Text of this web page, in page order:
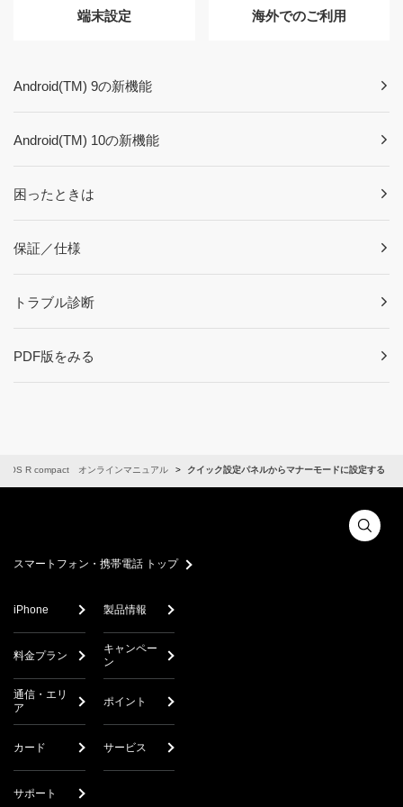
端末設定 海外でのご利用
Android(TM) 9の新機能
Android(TM) 10の新機能
困ったときは
保証／仕様
トラブル診断
PDF版をみる
R compact オンラインマニュアル クイック設定パネルからマナーモードに設定する
スマートフォン・携帯電話 トップ
iPhone 製品情報
料金プラン
キャンペー
ン
通信・エリ
ア
ポイント
カード サービス
サポート